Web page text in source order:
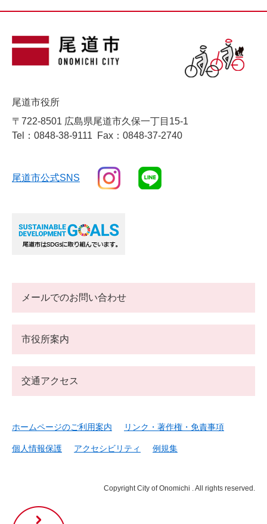
尾
尾道市役所
〒722-8501 広島県尾道市久保一丁目15-1
Tel：0848-38-9111
Fax：0848-37-2740
尾道市公式SNS
メールでのお問い合わせ
市役所案内
交通アクセス
ホームページのご利用案内 リンク・著作権・免責事項
個人情報保護 アクセシビリティ 例規集
Copyright City of Onomichi . All rights reserved.